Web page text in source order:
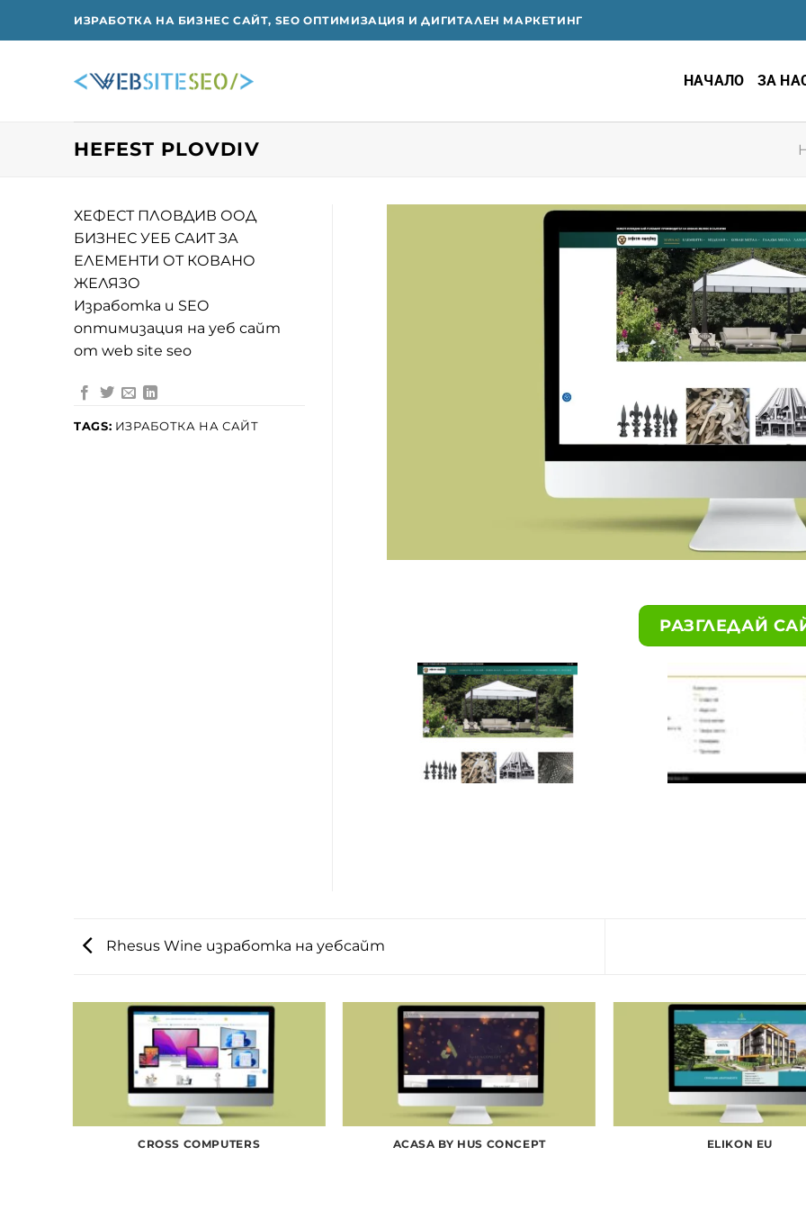
ИЗРАБОТКА НА БИЗНЕС САЙТ, SEO ОПТИМИЗАЦИЯ И ДИГИТАЛЕН МАРКЕТИНГ
НАЧАЛО ЗА
HEFEST PLOVDIV
ХЕФЕСТ ПЛОВДИВ ООД
БИЗНЕС УЕБ САИТ ЗА
ЕЛЕМЕНТИ ОТ КОВАНО
ЖЕЛЯЗО
Изработка и SEO
oптимизация на уеб сайт
от web site seo
TAGS: ИЗРАБОТКА НА САЙТ
РАЗГЛЕДАЙ
Rhesus Wine изработка на уебсайт
CROSS COMPUTERS ACASA BY HUS CONCEPT ELIKON EU